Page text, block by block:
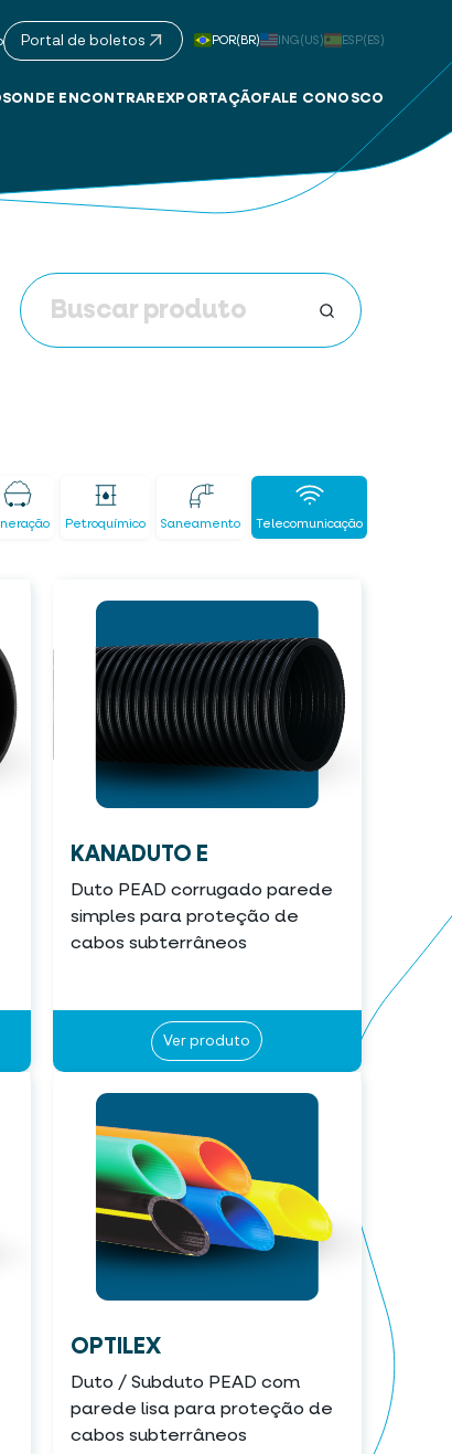
Portal de boletos POR(BR) ING(US) ESP(ES)
ONDE ENCONTRAR EXPORTAÇÃO FALE CONOSCO
Petroquímico Saneamento Telecomunicação
KANADUTO E
Duto PEAD corrugado parede
simples para proteção de
cabos subterrâneos
Ver produto
OPTILEX
Duto / Subduto PEAD com
parede lisa para proteção de
cabos subterrâneos